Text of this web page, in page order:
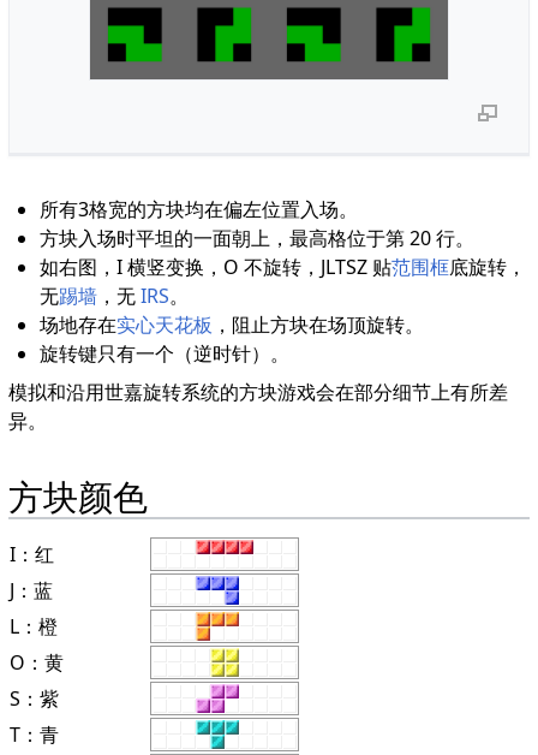
所有3格宽的方块均在偏左位置入场。
方块入场时平坦的一面朝上，最高格位于第 20 行。
如右图，I 横竖变换，O 不旋转，JLTSZ 贴范围框底旋转，
无踢墙，无IRS。
场地存在实心天花板 ，阻止方块在场顶旋转。
旋转键只有一个（逆时针）。
模拟和沿用世嘉旋转系统的方块游戏会在部分细节上有所差
异。
方块颜色
I：红
J：蓝
L：橙
O：黄
S：紫
T：青